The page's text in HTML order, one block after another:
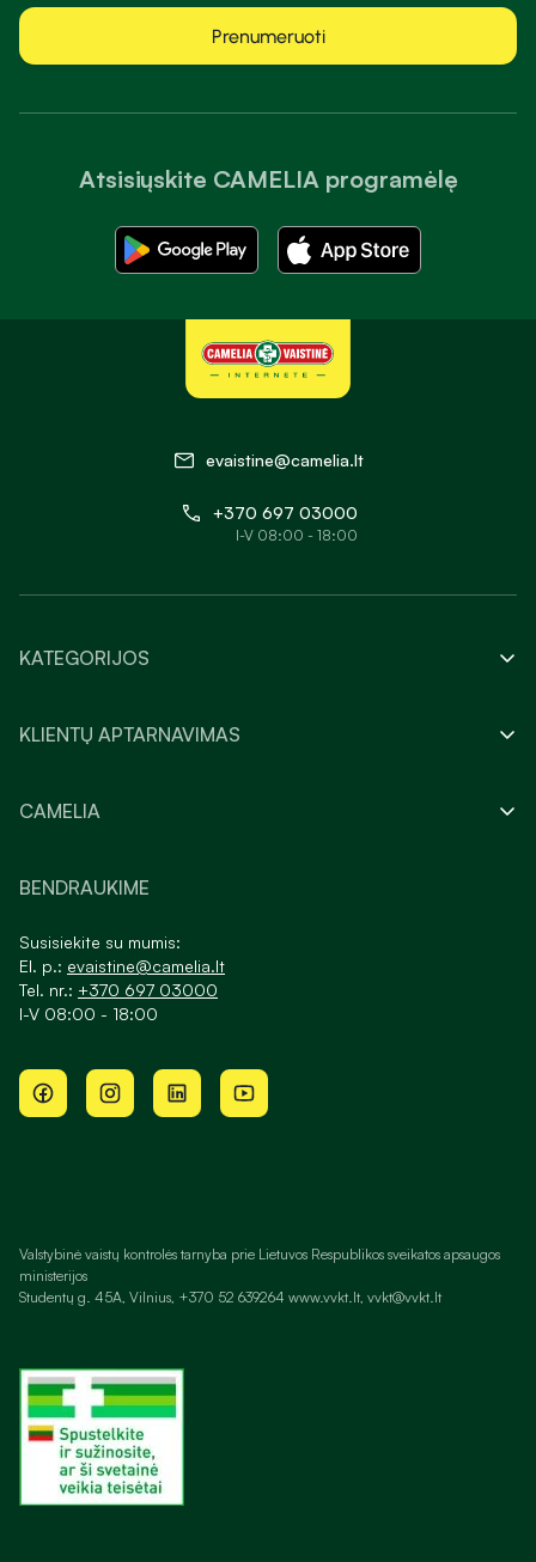
Atsisiųskite CAMELIA programėlę
Prenumeruoti
evaistine@camelia.lt
+370 697 03000
I-V 08:00 - 18:00
KATEGORIJOS
KLIENTŲ APTARNAVIMAS
CAMELIA
BENDRAUKIME
Susisiekite su mumis:
El. p.: evaistine@camelia.lt
Tel. nr.: +370 697 03000
I-V 08:00 - 18:00
Valstybinė vaistų kontrolės tarnyba prie Lietuvos Respublikos sveikatos apsaugos
ministerijos
Studentų g. 45A, Vilnius, +370 52 639264 www.vvkt.lt, vvkt@vvkt.lt